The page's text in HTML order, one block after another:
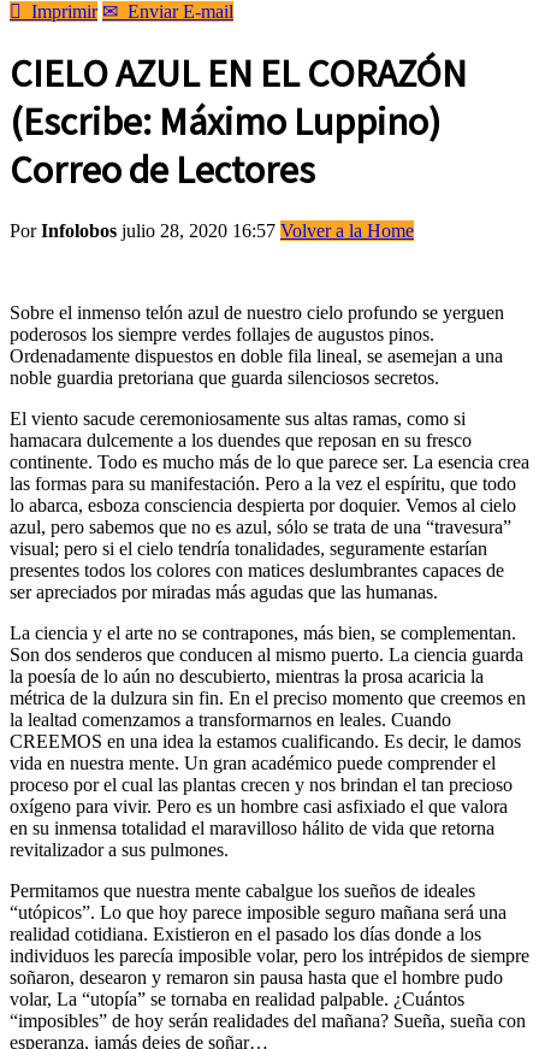
 Imprimir ✉ Enviar E-mail
CIELO AZUL EN EL CORAZÓN
(Escribe: Máximo Luppino)
Correo de Lectores
PorInfolobos julio 28, 2020 16:57 Volver a la Home
Sobre el inmenso telón azul de nuestro cielo profundo se yerguen
poderosos los siempre verdes follajes de augustos pinos.
Ordenadamente dispuestos en doble fila lineal, se asemejan a una
noble guardia pretoriana que guarda silenciosos secretos.
El viento sacude ceremoniosamente sus altas ramas, como si
hamacara dulcemente a los duendes que reposan en su fresco
continente. Todo es mucho más de lo que parece ser. La esencia crea
las formas para su manifestación. Pero a la vez el espíritu, que todo
lo abarca, esboza consciencia despierta por doquier. Vemos al cielo
azul, pero sabemos que no es azul, sólo se trata de una “travesura”
visual; pero si el cielo tendría tonalidades, seguramente estarían
presentes todos los colores con matices deslumbrantes capaces de
ser apreciados por miradas más agudas que las humanas.
La ciencia y el arte no se contrapones, más bien, se complementan.
Son dos senderos que conducen al mismo puerto. La ciencia guarda
la poesía de lo aún no descubierto, mientras la prosa acaricia la
métrica de la dulzura sin fin. En el preciso momento que creemos en
la lealtad comenzamos a transformarnos en leales. Cuando
CREEMOS en una idea la estamos cualificando. Es decir, le damos
vida en nuestra mente. Un gran académico puede comprender el
proceso por el cual las plantas crecen y nos brindan el tan precioso
oxígeno para vivir. Pero es un hombre casi asfixiado el que valora
en su inmensa totalidad el maravilloso hálito de vida que retorna
revitalizador a sus pulmones.
Permitamos que nuestra mente cabalgue los sueños de ideales
“utópicos”. Lo que hoy parece imposible seguro mañana será una
realidad cotidiana. Existieron en el pasado los días donde a los
individuos les parecía imposible volar, pero los intrépidos de siempre
soñaron, desearon y remaron sin pausa hasta que el hombre pudo
volar, La “utopía” se tornaba en realidad palpable. ¿Cuántos
“imposibles” de hoy serán realidades del mañana? Sueña, sueña con
esperanza, jamás dejes de soñar…